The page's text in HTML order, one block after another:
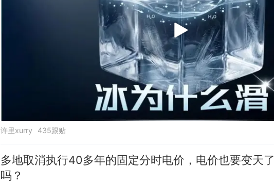
许里xurry 435跟贴
多地取消执行40多年的固定分时电价，电价也要变天了
吗？